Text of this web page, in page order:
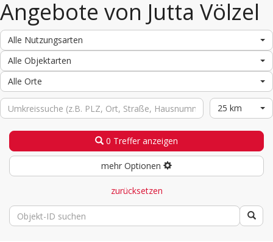
Angebote von Jutta Völzel
Alle Nutzungsarten
Alle Objektarten
Alle Orte
25 km
0 Treffer anzeigen
mehr Optionen
zurücksetzen